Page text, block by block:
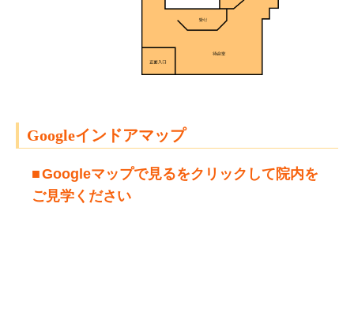
Googleインドアマップ
Googleマップで見るをクリックして院内を
ご見学ください